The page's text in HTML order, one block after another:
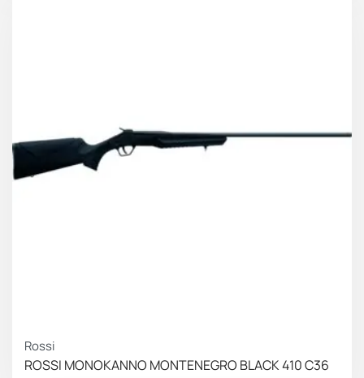
Rossi
ROSSI ΜΟΝΟΚΑΝΝΟ MONTENEGRO BLACK 410 C36